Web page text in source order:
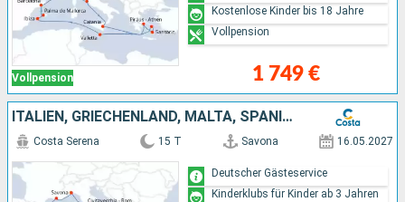
Vollpension 1 749 €
Kostenlose Kinder bis 18 Jahre
Vollpension
ITALIEN, GRIECHENLAND, MALTA, SPANIEN, FRANKREICH
Costa Serena 15 T Savona 16.05.2027
Deutscher Gästeservice
Kinderklubs für Kinder ab 3 Jahren